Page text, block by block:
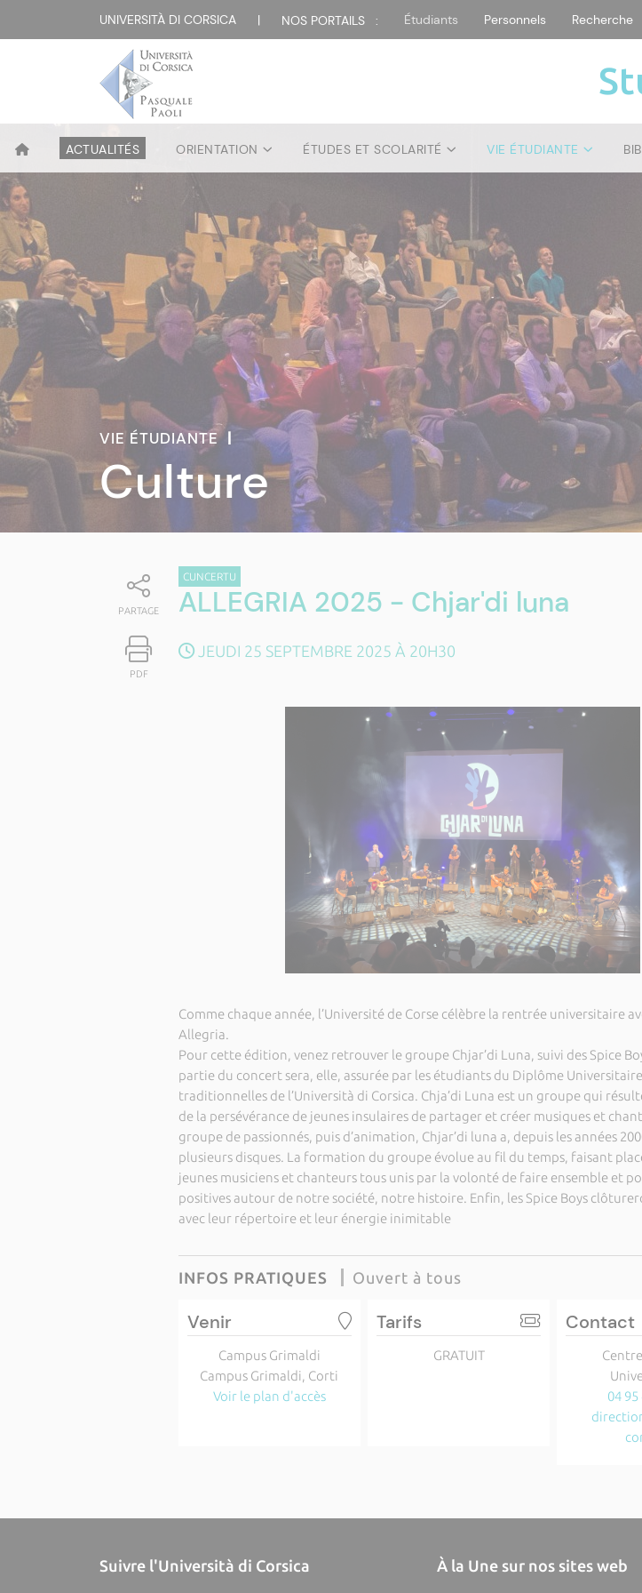
UNIVERSITÀ DI CORSICA | NOS PORTAILS : Étudiants Personnels Recherche
ACTUALITÉS ORIENTATION ÉTUDES ET SCOLARITÉ VIE ÉTUDIANTE
VIE ÉTUDIANTE |
Culture
PARTAGE
PDF
CUNCERTU
ALLEGRIA 2025 - Chjar'di luna
JEUDI 25 SEPTEMBRE 2025 À 20H30
Comme chaque année, l’Université de Corse célèbre la rentrée universitaire
Allegria.
Pour cette édition, venez retrouver le groupe Chjar’di Luna, suivi des Spice
partie du concert sera, elle, assurée par les étudiants du Diplôme
traditionnelles de l’Università di Corsica. Chja’di Luna est un groupe qui
de la persévérance de jeunes insulaires de partager et créer musiques et
groupe de passionnés, puis d’animation, Chjar’di luna a, depuis les années
plusieurs disques. La formation du groupe évolue au fil du temps, faisant
jeunes musiciens et chanteurs tous unis par la volonté de faire ensemble et
positives autour de notre société, notre histoire. Enfin, les Spice Boys
avec leur répertoire et leur énergie inimitable
INFOS PRATIQUES Ouvert à tous
Venir
Campus Grimaldi
Campus Grimaldi, Corti
Voir le plan d'accès
Tarifs
GRATUIT
Contact
04 95
Suivre l'Università di Corsica À la Une sur nos sites web